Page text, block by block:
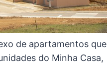
de apartamentos que
do Minha Casa,